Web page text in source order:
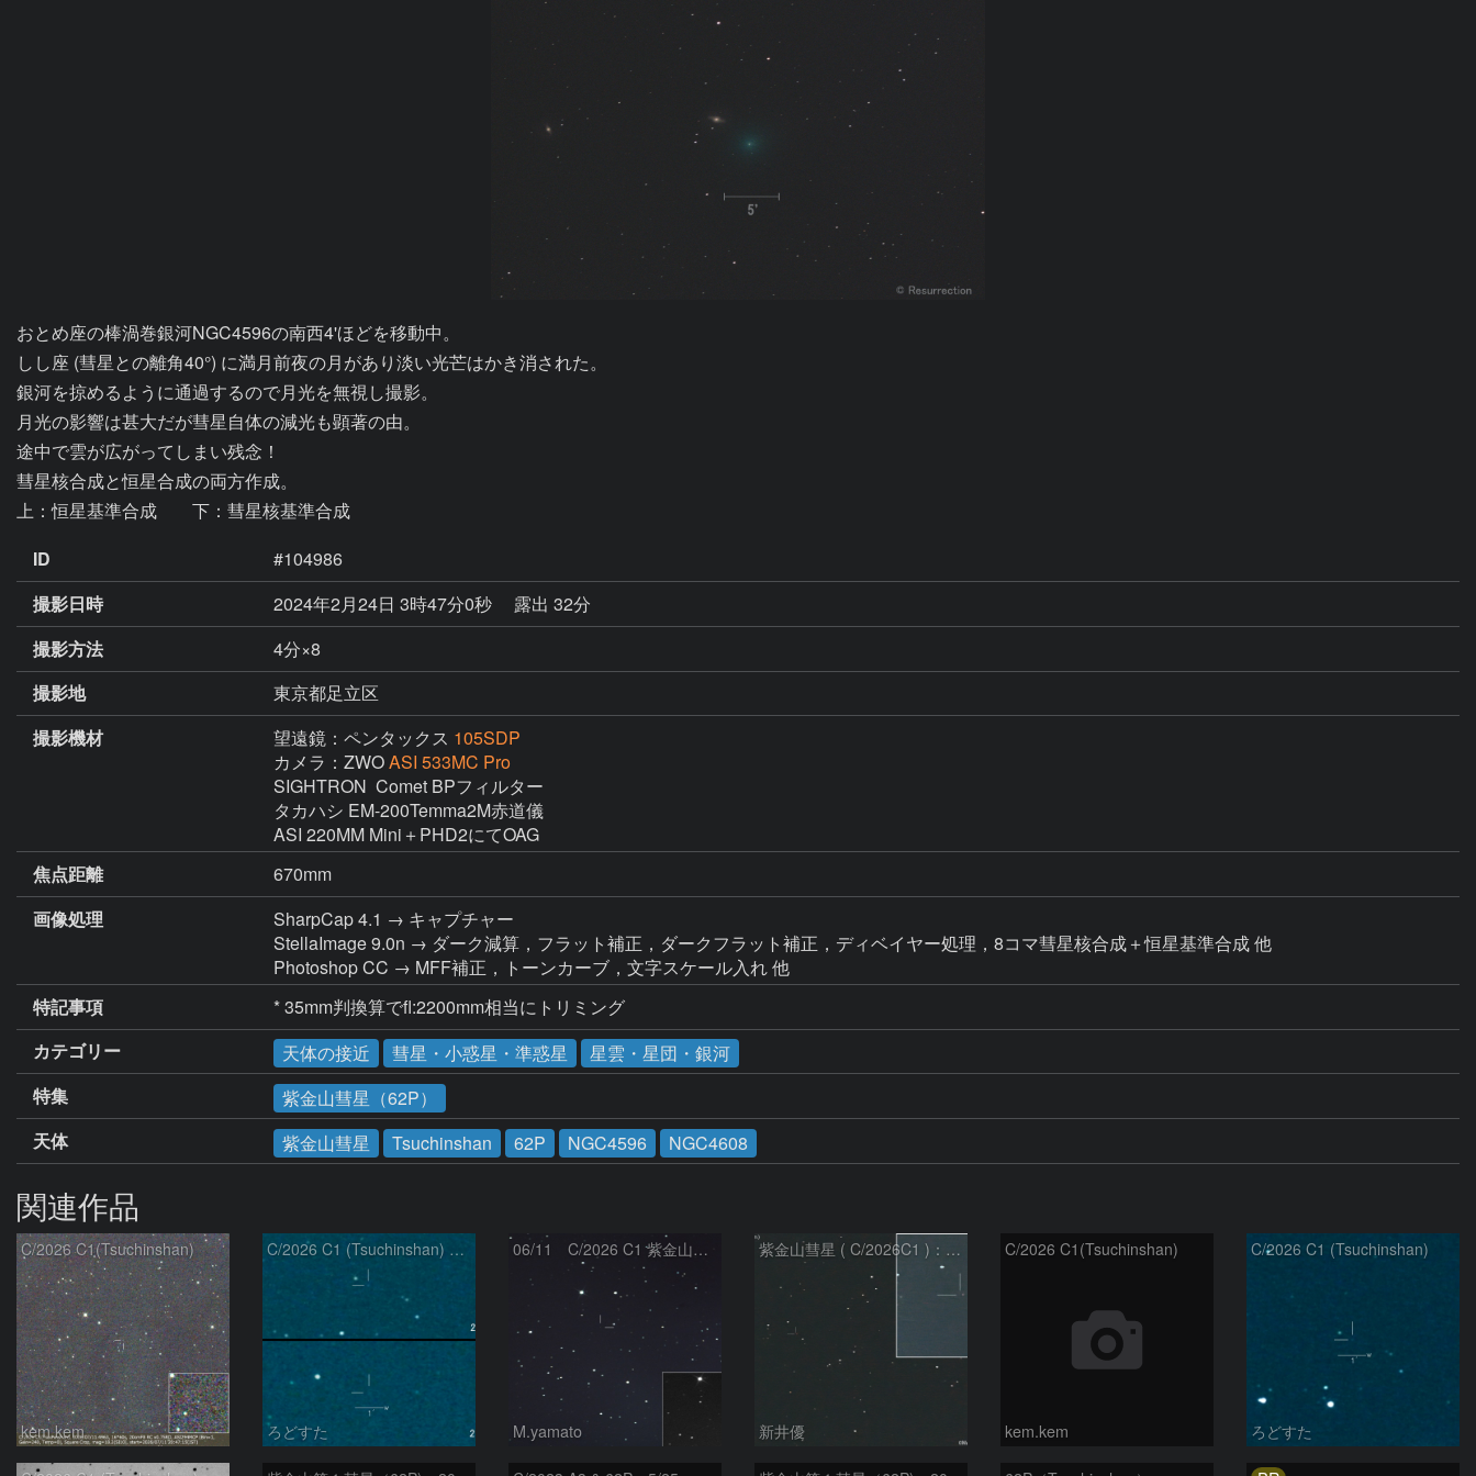
おとめ座の棒渦巻銀河NGC4596の南西4'ほどを移動中。
しし座 (彗星との離角40°) に満月前夜の月があり淡い光芒はかき消された。
銀河を掠めるように通過するので月光を無視し撮影。
月光の影響は甚大だが彗星自体の減光も顕著の由。
途中で雲が広がってしまい残念！
彗星核合成と恒星合成の両方作成。
上：恒星基準合成　　下：彗星核基準合成
ID
#104986
撮影日時
2024年2月24日 3時47分0秒
露出 32分
撮影方法
4分×8
撮影地
東京都足立区
撮影機材
望遠鏡：ペンタックス 105SDP
カメラ：ZWOASI 533MC Pro
SIGHTRON  Comet BPフィルター
タカハシ EM-200Temma2M赤道儀
ASI 220MM Mini＋PHD2にてOAG
焦点距離
670mm
画像処理
SharpCap 4.1 → キャプチャー
StellaImage 9.0n → ダーク減算，フラット補正，ダークフラット補正，ディベイヤー処理，8コマ彗星核合成＋恒星基準合成 他
Photoshop CC → MFF補正，トーンカーブ，文字スケール入れ 他
特記事項
* 35mm判換算でfl:2200mm相当にトリミング
カテゴリー
天体の接近 彗星・小惑星・準惑星
星雲・星団・銀河
特集
紫金山彗星（62P）
天体
紫金山彗星 Tsuchinshan 62P NGC4596 NGC4608
関連作品
C/2026 C1(Tsuchinshan)
kem.kem
C/2026 C1 (Tsuchinshan) の変化
ろどすた
06/11 C/2026 C1 紫金山彗星
M.yamato
紫金山彗星 ( C/2026C1 )：2026/05/16
新井優
C/2026 C1(Tsuchinshan)
kem.kem
C/2026 C1 (Tsuchinshan)
ろどすた